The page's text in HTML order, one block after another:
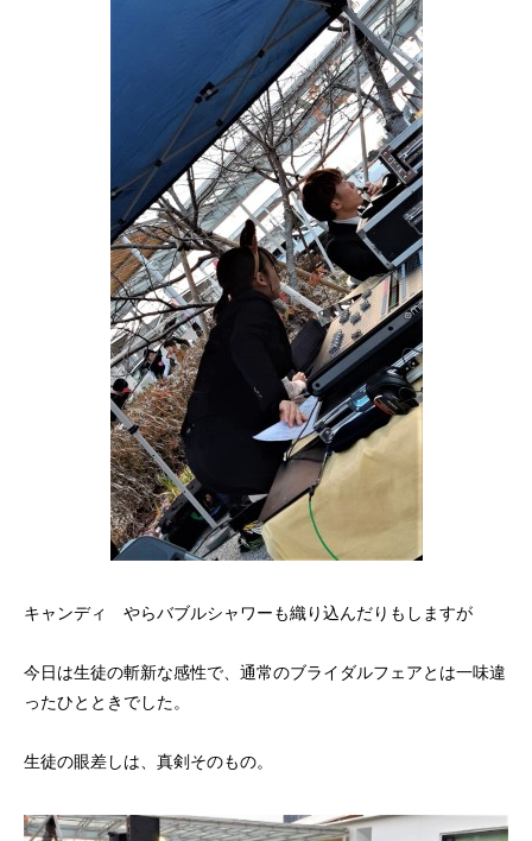
キャンディ やらバブルシャワーも織り込んだりもしますが
今日は生徒の斬新な感性で、通常のブライダルフェアとは一味違
ったひとときでした。
生徒の眼差しは、真剣そのもの。